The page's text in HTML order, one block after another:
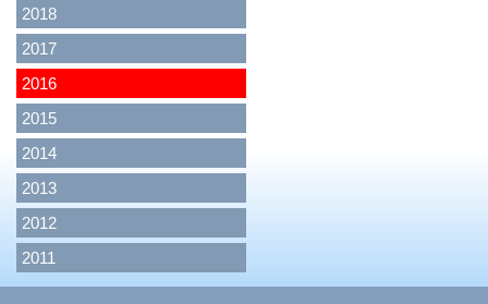
2018
2017
2016
2015
2014
2013
2012
2011